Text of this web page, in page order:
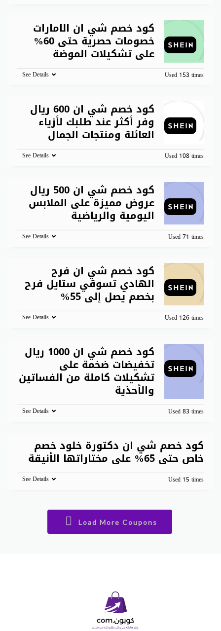
كود خصم شي ان الامارات
خصومات حصرية حتى 60%
على تشكيلات الموضة
Used 153 times
See Details
كود خصم شي ان 600 ريال
وفر أكثر عند طلبك لأزياء
العائلة ومنتجات الجمال
Used 108 times
See Details
كود خصم شي ان 500 ريال
عروض مميزة على الملابس
اليومية والرياضية
Used 71 times
See Details
كود خصم شي ان فرح
الهادي تسوقي ستايل فرح
بخصم يصل إلى 55%
Used 126 times
See Details
كود خصم شي ان 1000 ريال
تخفيضات ضخمة على
تشكيلات كاملة من الفساتين
والأحذية
Used 83 times
See Details
كود خصم شي ان دكتورة خلود خصم
خاص حتى 65% على مختاراتها الأنيقة
Used 15 times
See Details
Load More Coupons